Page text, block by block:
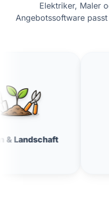
Elektriker, Maler
Angebotssoftware
Viele